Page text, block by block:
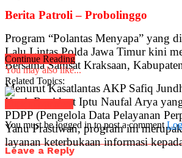
Berita Patroli – Probolinggo
Program “Polantas Menyapa” yang
Lalu Lintas Polda Jawa Timur kini
Bersama Samsat Kraksaan,
Menurut Kasatlantas AKP Safiq
Kanit Regident Iptu Naufal Arya
PDPP (Pengelola Data Pelayanan
Yanu Prastiwan, program ini
layanan keterbukaan informasi
Continue Reading
You may also like...
Related Topics:
You must be logged in to post a comment
Leave a Reply